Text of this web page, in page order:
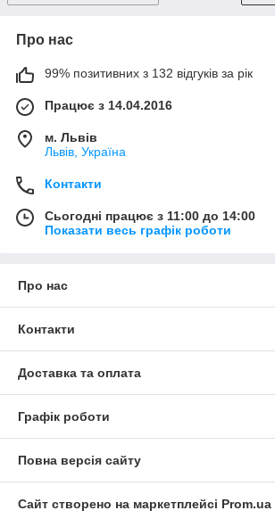
Про нас
99% позитивних з 132 відгуків за рік
Працює з 14.04.2016
м. Львів
Львів, Україна
Контакти
Сьогодні працює з 11:00 до 14:00
Показати весь графік роботи
Про нас
Контакти
Доставка та оплата
Графік роботи
Повна версія сайту
Сайт створено на маркетплейсі Prom.ua